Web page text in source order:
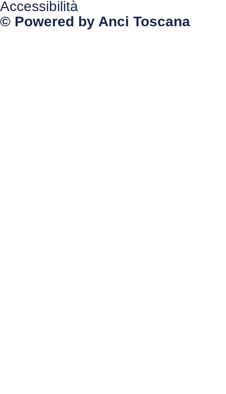
Accessibilità
© Powered by Anci Toscana